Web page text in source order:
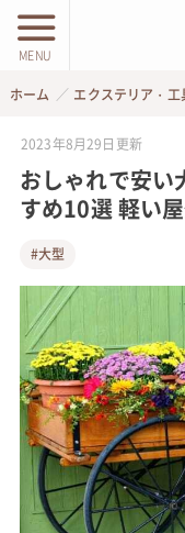
MENU
ホーム エクステリア・工
2023年8月29日 更新
おしゃれで安い
すめ10選 軽い
#大型